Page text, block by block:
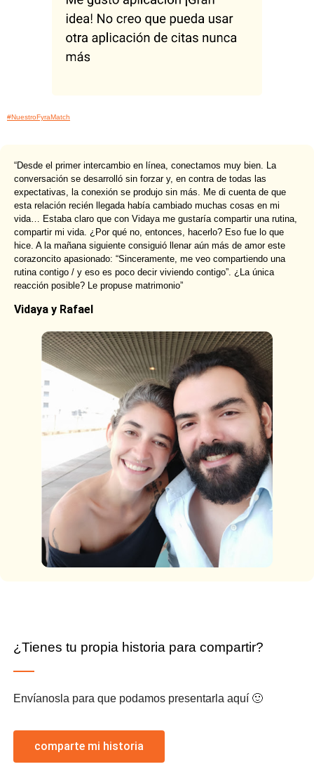
#NuestroFyraMatch
“Desde el primer intercambio en línea, conectamos muy bien. La
conversación se desarrolló sin forzar y, en contra de todas las
expectativas, la conexión se produjo sin más. Me di cuenta de que
esta relación recién llegada había cambiado muchas cosas en mi
vida… Estaba claro que con Vidaya me gustaría compartir una rutina,
compartir mi vida. ¿Por qué no, entonces, hacerlo? Eso fue lo que
hice. A la mañana siguiente consiguió llenar aún más de amor este
corazoncito apasionado: “Sinceramente, me veo compartiendo una
rutina contigo / y eso es poco decir viviendo contigo”. ¿La única
reacción posible? Le propuse matrimonio”
Vidaya y Rafael
¿Tienes tu propia historia para compartir?
Envíanosla para que podamos presentarla aquí 🙂
comparte mi historia